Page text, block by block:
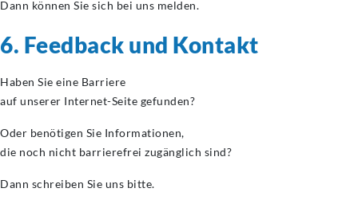
Dann können Sie sich bei uns melden.
6. Feedback und Kontakt
Haben Sie eine Barriere
auf unserer Internet-Seite gefunden?
Oder benötigen Sie Informationen,
die noch nicht barrierefrei zugänglich sind?
Dann schreiben Sie uns bitte.